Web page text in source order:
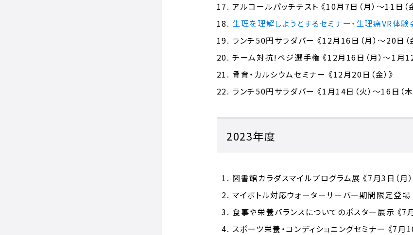
アルコールパッチテスト 《10月7日（月）～11日（
生理を理解しようとするセミナー・生理痛VR体験
ランチ50円サラダバー 《12月16日（月）～20日（
チーム対抗!ベジ選手権 《12月16日（月）～1月12
骨育・カルシウムセミナー《12月20日（金）》
ランチ50円サラダバー 《1月14日（火）～16日（木
2023年度
図書館カラダスマイルプログラム展 《7月3日（月）
マイボトル対応ウォーターサーバー期間限定登場
食事や栄養バランスについてのポスター展示 《7月
スポーツ栄養・コンディショニングセミナー 《7月10